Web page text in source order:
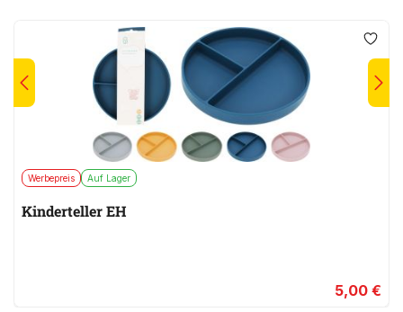
Werbepreis Auf Lager
Kinderteller EH
5,00 €